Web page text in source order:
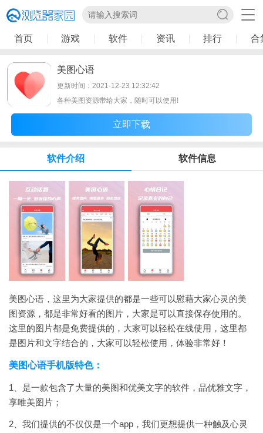
首页 游戏 软件 资讯 排行 合
美图心语
更新时间：2021-12-23 12:32:42
各种美图资源带给大家，随时可以使用!
立即下载
软件介绍 软件信息
美图心语，这里为大家提供的都是一些可以慰藉大家心灵的美
图资源，都是非常好看的图片，大家是可以直接保存使用的。
这里的图片都是免费提供的，大家可以轻松在线使用，这里都
是图片和文字结合的，大家可以轻松使用，体验非常好！
美图心语手机版特色：
1、是一款包含了大量的美图和优美文字的软件，品优雅文字，
享唯美图片；
2、我们提供的不仅仅是一个app，我们更想提供一种触及心灵